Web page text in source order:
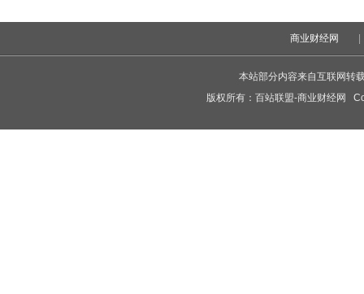
商业财经网
本站部分内容来自互联网转
版权所有： 百站联盟-商业财经网